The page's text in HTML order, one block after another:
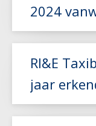
2024
RI&E
jaar